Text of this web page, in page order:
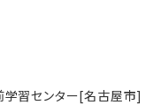
学習センター[名古屋市]